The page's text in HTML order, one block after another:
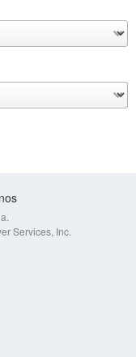
Services, Inc.